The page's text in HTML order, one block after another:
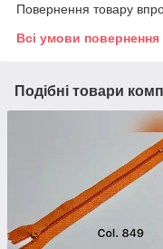
Повернення товару
Всі умови повернення
Подібні товари